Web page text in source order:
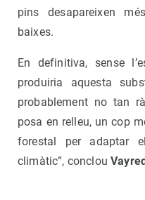
pins desapareixen
baixes.
En definitiva, sense
produiria aquesta
probablement no tan
posa en relleu, un cop
forestal per adaptar
climàtic”, conclou